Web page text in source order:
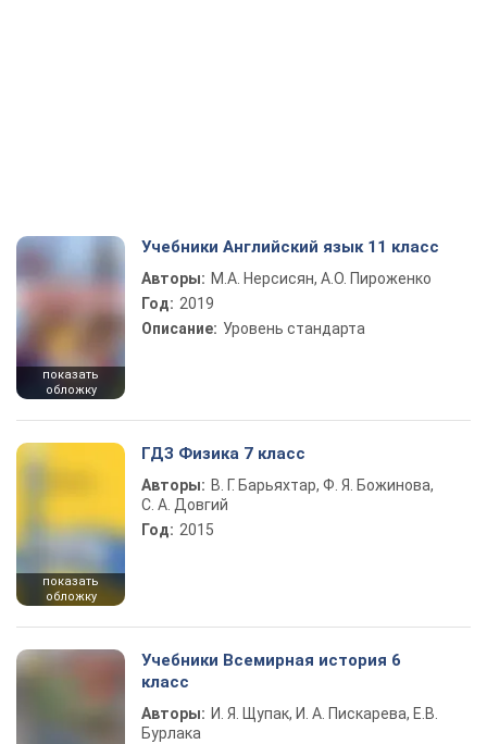
показать
обложку
Учебники Английский язык 11 класс
Авторы: М.А. Нерсисян, А.О. Пироженко
Год: 2019
Описание: Уровень стандарта
показать
обложку
ГДЗ Физика 7 класс
Авторы: В. Г. Барьяхтар, Ф. Я. Божинова,
С. А. Довгий
Год: 2015
Учебники Всемирная история 6
класс
Авторы: И. Я. Щупак, И. А. Пискарева, Е.В.
Бурлака